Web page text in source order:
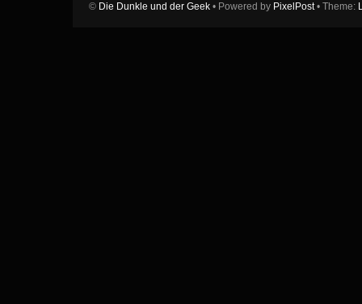
© Die Dunkle und der Geek • Powered by PixelPost• Theme: